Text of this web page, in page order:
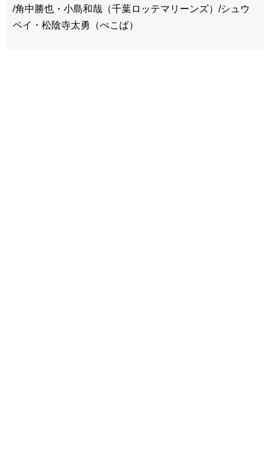
/角中勝也・小島和哉（千葉ロッテマリーンズ）/シュウ
ペイ・松陰寺太勇（ぺこぱ）